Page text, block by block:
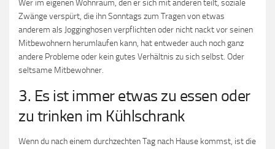
Wer im eigenen Wohnraum, den er sich mit anderen teilt, soziale
Zwänge verspürt, die ihn Sonntags zum Tragen von etwas
anderem als Jogginghosen verpflichten oder nicht nackt vor seinen
Mitbewohnern herumlaufen kann, hat entweder auch noch ganz
andere Probleme oder kein gutes Verhältnis zu sich selbst. Oder
seltsame Mitbewohner.
3. Es ist immer etwas zu essen oder
zu trinken im Kühlschrank
Wenn du nach einem durchzechten Tag nach Hause kommst, ist die